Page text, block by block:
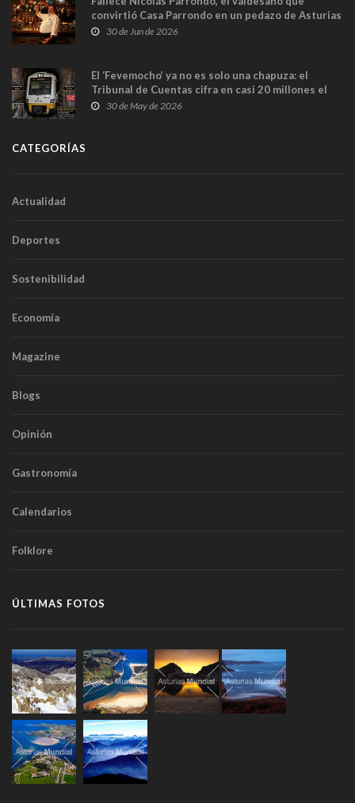
convirtió Casa Parrondo en un pedazo de Asturias
en Madrid
30 de Jun de 2026
El ‘Fevemocho’ ya no es solo una chapuza: el
Tribunal de Cuentas cifra en casi 20 millones el
sobrecoste de los trenes que no cabían por los
30 de May de 2026
CATEGORÍAS
Actualidad
Deportes
Sostenibilidad
Economía
Magazine
Blogs
Opinión
Gastronomía
Calendarios
Folklore
ÚLTIMAS FOTOS